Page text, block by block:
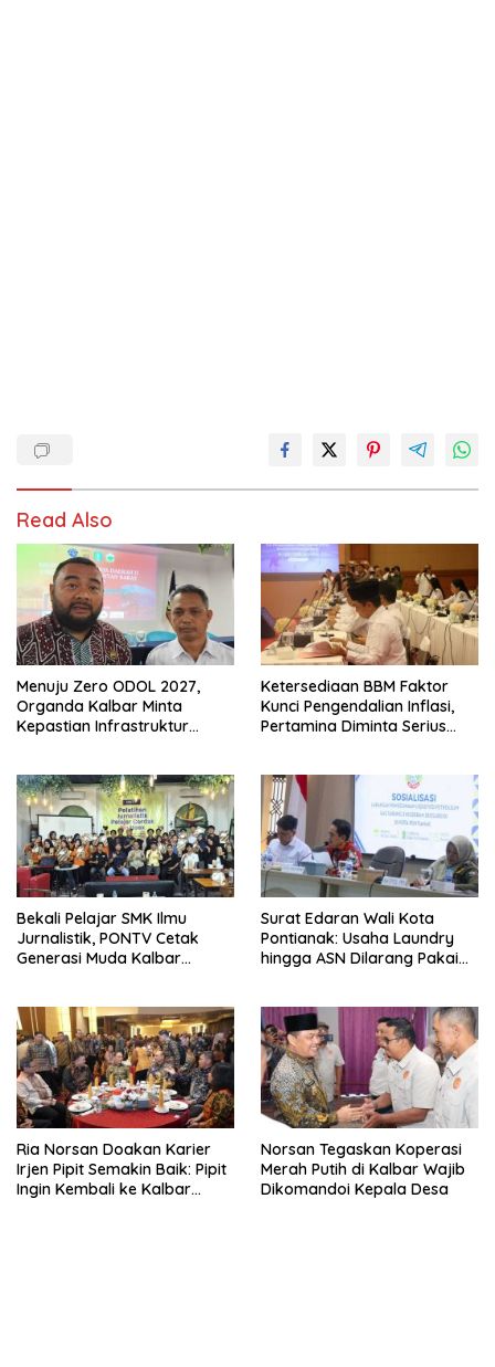
Read Also
Menuju Zero ODOL 2027,
Organda Kalbar Minta
Kepastian Infrastruktur
Ketersediaan BBM Faktor
Kunci Pengendalian Inflasi,
Pertamina Diminta Serius
Bekali Pelajar SMK Ilmu
Jurnalistik, PONTV Cetak
Generasi Muda Kalbar
Surat Edaran Wali Kota
Pontianak: Usaha Laundry
hingga ASN Dilarang Pakai
Ria Norsan Doakan Karier
Irjen Pipit Semakin Baik: Pipit
Ingin Kembali ke Kalbar
Norsan Tegaskan Koperasi
Merah Putih di Kalbar Wajib
Dikomandoi Kepala Desa